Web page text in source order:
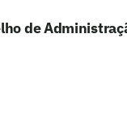
de